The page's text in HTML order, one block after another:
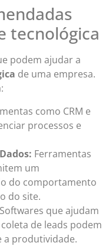
tecnológica
podem ajudar a
de uma empresa.
como CRM e
processos e
Ferramentas
um
do comportamento
do site.
Softwares que ajudam
de leads podem
a produtividade.